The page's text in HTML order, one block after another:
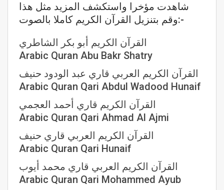
شاهدت مؤخرا واستكشف المزيد مثل هذا
وقم بتنزيل القرآن الكريم كاملا بالصوت:-
القرآن الكريم أبو بكر الشاطري
Arabic Quran Abu Bakr Shatry
القرآن الكريم العربي قاري عبد الودود حنيف
Arabic Quran Qari Abdul Wadood Hunaif
القرآن الكريم قاري أحمد العجمي
Arabic Quran Qari Ahmad Al Ajmi
القرآن الكريم العربي قاري حنيف
Arabic Quran Qari Hunaif
القرآن الكريم العربي قاري محمد أيوب
Arabic Quran Qari Mohammed Ayub